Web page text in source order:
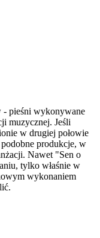
- pieśni wykonywane
muzycznej. Jeśli
w drugiej połowie
produkcje, w
Nawet "Sen o
tylko właśnie w
wykonaniem